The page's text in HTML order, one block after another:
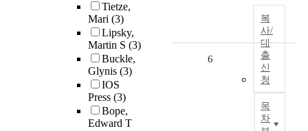
Tietze,
Mari (3)
Lipsky,
Martin S (3)
Buckle,
Glynis (3)
IOS
Press (3)
Bope,
Edward T
복
사/
대
출
신
청
목
차
6